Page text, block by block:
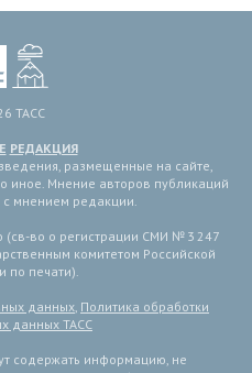
ТАСС
РЕДАКЦИЯ
размещенные на сайте,
иное. Мнение авторов публикаций
с мнением редакции.
(св-во о регистрации СМИ № 3 247
комитетом Российской
по печати).
данных, Политика обработки
данных ТАСС
содержать информацию, не